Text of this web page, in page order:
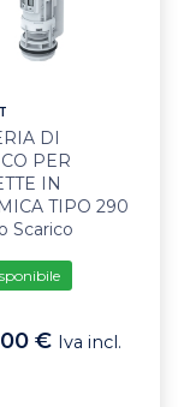
DI
PER
IN
TIPO 290
Scarico
€ Iva incl.